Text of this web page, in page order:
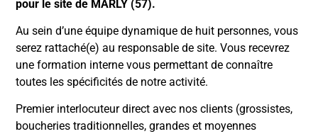
pour le site de MARLY (57).
Au sein d’une équipe dynamique de huit personnes, vous
serez rattaché(e) au responsable de site. Vous recevrez
une formation interne vous permettant de connaître
toutes les spécificités de notre activité.
Premier interlocuteur direct avec nos clients (grossistes,
boucheries traditionnelles, grandes et moyennes